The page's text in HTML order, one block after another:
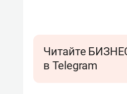
Читайте
в Telegram